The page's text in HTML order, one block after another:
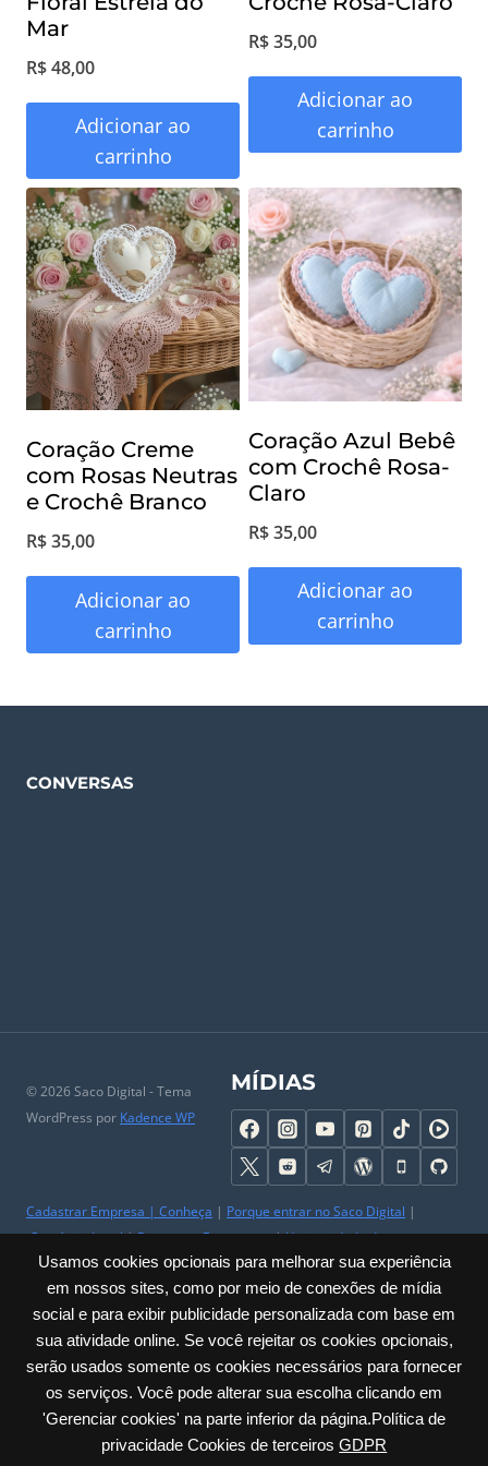
Usamos cookies opcionais para melhorar sua experiência
em nossos sites, como por meio de conexões de mídia
social e para exibir publicidade personalizada com base em
sua atividade online. Se você rejeitar os cookies opcionais,
serão usados somente os cookies necessários para fornecer
os serviços. Você pode alterar sua escolha clicando em
'Gerenciar cookies' na parte inferior da página.Política de
privacidade Cookies de terceiros GDPR
Mar
R$48,00
Adicionar ao
carrinho
R$35,00
Adicionar ao
carrinho
Coração Creme
com Rosas Neutras
e Crochê Branco
R$35,00
Adicionar ao
carrinho
Coração Azul Bebê
com Crochê Rosa-
Claro
R$35,00
Adicionar ao
carrinho
CONVERSAS
© 2026 Saco Digital - Tema
WordPress por Kadence WP
MÍDIAS
Cadastrar Empresa | Conheça | Porque entrar no Saco Digital |
Comércio Local|Perguntas Frequentes|Universidade do
Comerciante|Parceiros|Trabalhe Conosco|Ajuda|Contato & SAC
Mapa do Site| Sobre
Privacidade | Políticas
Carlos Barbosa / RS – Júlio de Castilhos, 285 – Sala: 23 Centro | CNPJ:
60.635.259/0001-30